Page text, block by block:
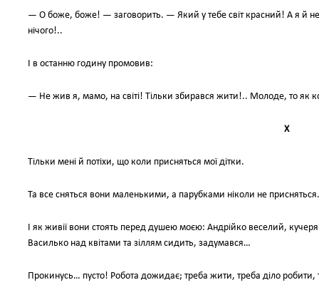
— О боже, боже! — заговорить. — Який у тебе світ красний! А я й не
нічого!..
І в останню годину промовив:
— Не жив я, мамо, на світі! Тільки збирався жити!.. Молоде, то як
Х
Тільки мені й потіхи, що коли присняться мої дітки.
Та все сняться вони маленькими, а парубками ніколи не присняться.
І як живії вони стоять перед душею моєю: Андрійко веселий,
Василько над квітами та зіллям сидить, задумався…
Прокинусь… пусто! Робота дожидає; треба жити, треба діло робити,